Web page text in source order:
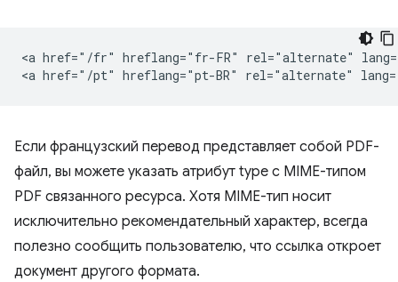
<a href="/fr" hreflang="fr-FR" rel="alternate"
Если французский перевод представляет собой PDF-
файл, вы можете указать атрибут type с MIME-типом
PDF связанного ресурса. Хотя MIME-тип носит
исключительно рекомендательный характер, всегда
полезно сообщить пользователю, что ссылка откроет
документ другого формата.